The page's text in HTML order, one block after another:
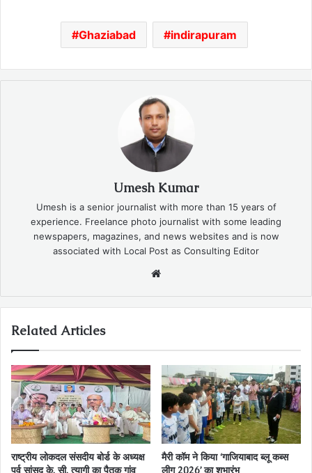
Ghaziabad indirapuram
Umesh Kumar
Umesh is a senior journalist with more than 15 years of
experience. Freelance photo journalist with some leading
newspapers, magazines, and news websites and is now
associated with Local Post as Consulting Editor
Related Articles
राष्ट्रीय लोकदल संसदीय बोर्ड के अध्यक्ष
पूर्व सांसद के. सी. त्यागी का पैतृक गांव
मैरी कॉम ने किया ‘गाजियाबाद ब्लू कब्स
लीग 2026’ का शुभारंभ